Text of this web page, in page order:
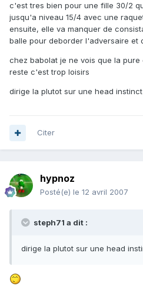
c'est tres bien pour une fille 30/2
jusqu'a niveau 15/4 avec une
ensuite, elle va manquer de
balle pour deborder l'adversaire et
chez babolat je ne vois que la
reste c'est trop loisirs
dirige la plutot sur une head instinct
Citer
hypnoz
Posté(e) le 12 avril 2007
steph71 a dit :
dirige la plutot sur une head